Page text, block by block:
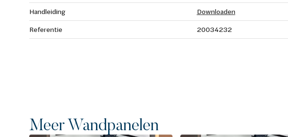
Handleiding
Downloaden
Referentie
20034232
Meer Wandpanelen